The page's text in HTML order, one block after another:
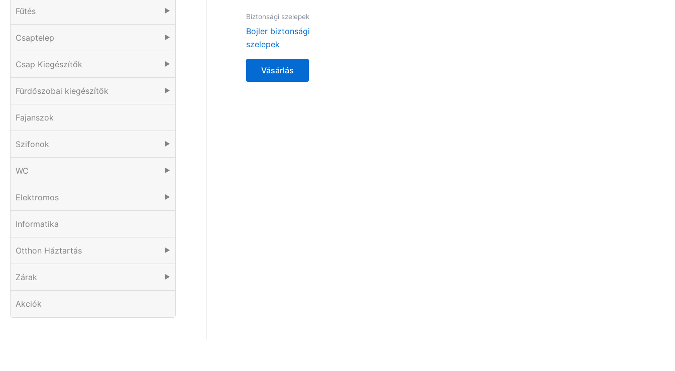
Fűtés ▶
Csaptelep ▶
Csap Kiegészítők ▶
Fürdőszobai kiegészítők ▶
Fajanszok
Szifonok ▶
WC ▶
Elektromos ▶
Informatika
Otthon Háztartás ▶
Zárak ▶
Akciók
Biztonsági szelepek
Bojler biztonsági
szelepek
Vásárlás